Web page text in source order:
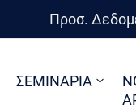
Προσ.
ΣΕΜΙΝΑΡΙΑ